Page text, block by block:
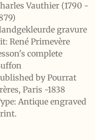
Vauthier (1790 -
gravure
René Primevère
complete
by Pourrat
Paris -1838
Antique engraved